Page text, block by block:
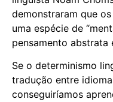
demonstraram que
uma espécie de
pensamento abstrata
Se o determinismo
tradução entre
conseguiríamos